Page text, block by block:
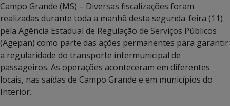
Campo Grande (MS) – Diversas fiscalizações foram
realizadas durante toda a manhã desta segunda-feira (11)
pela Agência Estadual de Regulação de Serviços Públicos
(Agepan) como parte das ações permanentes para garantir
a regularidade do transporte intermunicipal de
passageiros. As operações aconteceram em diferentes
locais, nas saídas de Campo Grande e em municípios do
Interior.